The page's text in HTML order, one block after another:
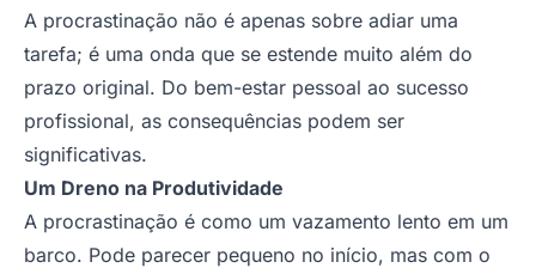
A procrastinação não é apenas sobre adiar uma
tarefa; é uma onda que se estende muito além do
prazo original. Do bem-estar pessoal ao sucesso
profissional, as consequências podem ser
significativas.
Um Dreno na Produtividade
A procrastinação é como um vazamento lento em um
barco. Pode parecer pequeno no início, mas com o